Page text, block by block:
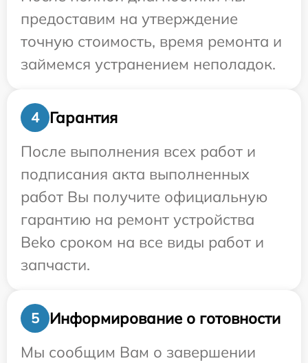
предоставим на утверждение
точную стоимость, время ремонта и
займемся устранением неполадок.
4
Гарантия
После выполнения всех работ и
подписания акта выполненных
работ Вы получите официальную
гарантию на ремонт устройства
Beko сроком на все виды работ и
запчасти.
5
Информирование о готовности
Мы сообщим Вам о завершении